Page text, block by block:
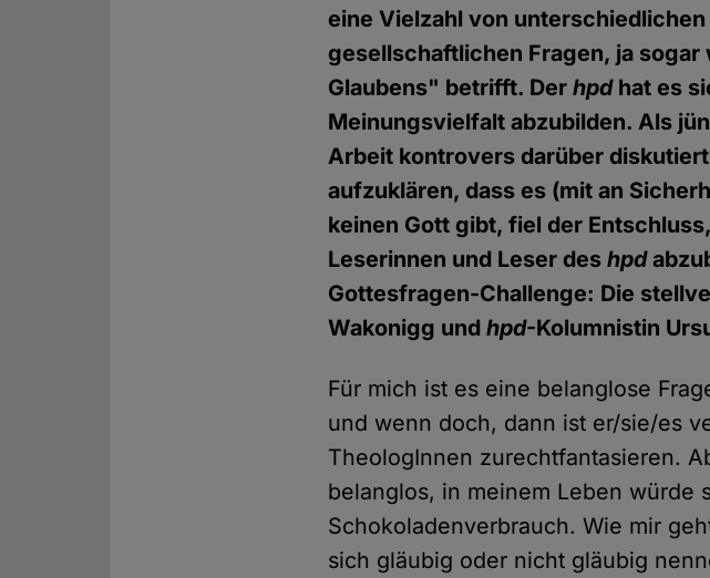
eine Vielzahl von
gesellschaftlichen Fragen, ja
Glaubens" betrifft. Derhpdhat es
Meinungsvielfalt abzubilden. Als
Arbeit kontrovers darüber
aufzuklären, dass es (mit an
keinen Gott gibt, fiel der
Leserinnen und Leser deshpd
Gottesfragen-Challenge: Die
Wakonigg undhpd-Kolumnistin
Für mich ist es eine belanglose
und wenn doch, dann ist er/sie/es
TheologInnen zurechtfantasieren.
belanglos, in meinem Leben würde
Schokoladenverbrauch. Wie mir
sich gläubig oder nicht gläubig